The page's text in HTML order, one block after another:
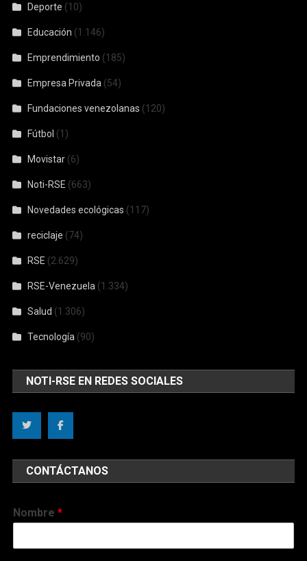
Deporte (10)
Educación (1.146)
Emprendimiento (185)
Empresa Privada (54)
Fundaciones venezolanas (120)
Fútbol (1)
Movistar (6)
Noti-RSE (663)
Novedades ecológicas (117)
reciclaje (74)
RSE (2.629)
RSE-Venezuela (1.334)
Salud (1.306)
Tecnología (90)
NOTI-RSE EN REDES SOCIALES
CONTÁCTANOS
Nombre*